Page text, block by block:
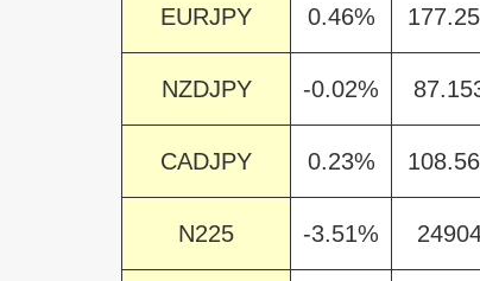
EURJPY 0.46%
NZDJPY -0.02%
CADJPY 0.23%
N225 -3.51%